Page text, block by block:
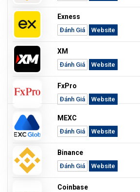
Exness
Đánh Giá Website
XM
Đánh Giá Website
FxPro
Đánh Giá Website
MEXC
Đánh Giá Website
Binance
Đánh Giá Website
Coinbase